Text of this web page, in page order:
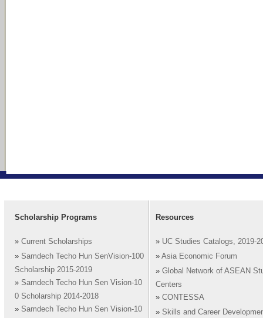
Scholarship Programs
» Current Scholarships
» Samdech Techo Hun SenVision-100
Scholarship 2015-2019
» Samdech Techo Hun Sen Vision-10
0 Scholarship 2014-2018
» Samdech Techo Hun Sen Vision-10
Resources
» UC Studies Catalogs, 2019-
» Asia Economic Forum
» Global Network of ASEAN
Centers
» CONTESSA
» Skills and Career